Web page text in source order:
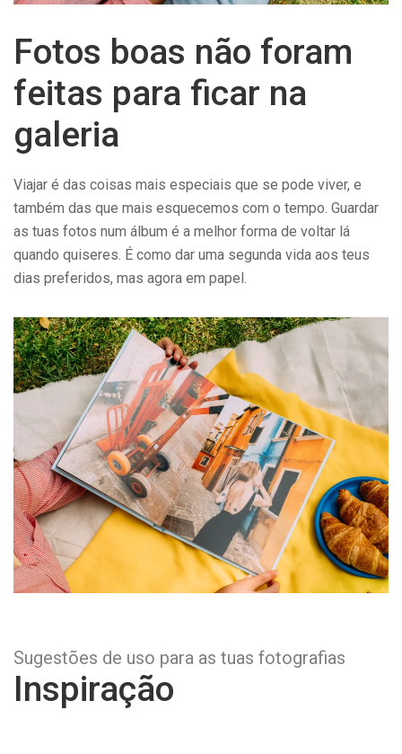
Fotos boas não foram
feitas para ficar na
galeria
Viajar é das coisas mais especiais que se pode viver, e
também das que mais esquecemos com o tempo. Guardar
as tuas fotos num álbum é a melhor forma de voltar lá
quando quiseres. É como dar uma segunda vida aos teus
dias preferidos, mas agora em papel.
Sugestões de uso para as tuas fotografias
Inspiração